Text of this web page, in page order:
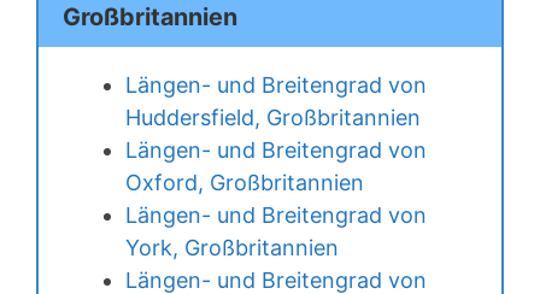
Großbritannien
Längen- und Breitengrad von
Huddersfield, Großbritannien
Längen- und Breitengrad von
Oxford, Großbritannien
Längen- und Breitengrad von
York, Großbritannien
Längen- und Breitengrad von